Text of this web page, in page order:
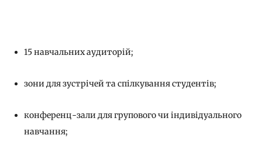
15 навчальних аудиторій;
зони для зустрічей та спілкування студентів;
конференц-зали для групового чи індивідуального
навчання;